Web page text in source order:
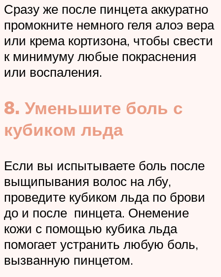
Сразу же после пинцета аккуратно
промокните немного геля алоэ вера
или крема кортизона, чтобы свести
к минимуму любые покраснения
или воспаления.
8. Уменьшите боль с
кубиком льда
Если вы испытываете боль после
выщипывания волос на лбу,
проведите кубиком льда по брови
до и после пинцета. Онемение
кожи с помощью кубика льда
помогает устранить любую боль,
вызванную пинцетом.